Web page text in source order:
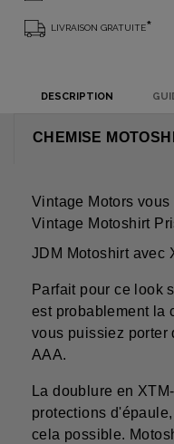
LIVRAISON GRATUITE*
DESCRIPTION
CHEMISE
Vintage Motors
Vintage Motoshirt
JDM Motoshirt avec
Parfait pour ce look
est probablement la
vous puissiez porter
AAA.
La doublure en
protections
cela possible.